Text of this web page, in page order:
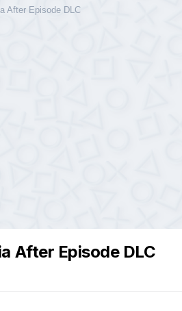
After Episode DLC
After Episode DLC